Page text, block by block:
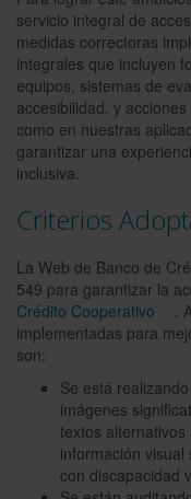
servicio integral de
medidas correctoras
integrales que incluyen
equipos, sistemas de
accesibilidad, y
como en nuestras
garantizar una
inclusiva.
Criterios
La Web de Banco de
549 para garantizar la
Crédito Cooperativo
.
implementadas para
son:
Se está
imágenes
textos
información
con discapacidad